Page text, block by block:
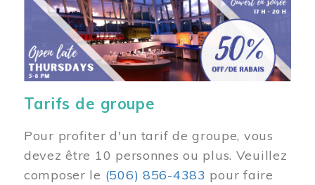
Tarifs de groupe
Pour profiter d'un tarif de groupe, vous
devez être 10 personnes ou plus. Veuillez
composer le (506) 856-4383 pour faire